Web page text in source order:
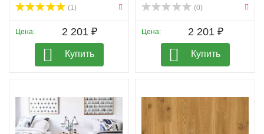
(1)
Цена: 2 201 ₽
Купить
(0)
Цена: 2 201 ₽
Купить